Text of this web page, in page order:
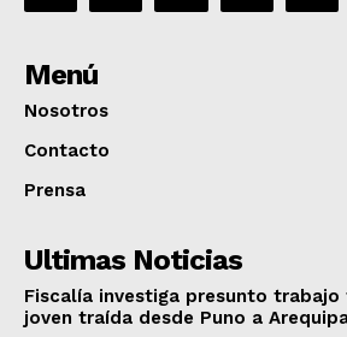
Menú
Nosotros
Contacto
Prensa
Ultimas Noticias
Fiscalía investiga presunto
joven traída desde Puno a